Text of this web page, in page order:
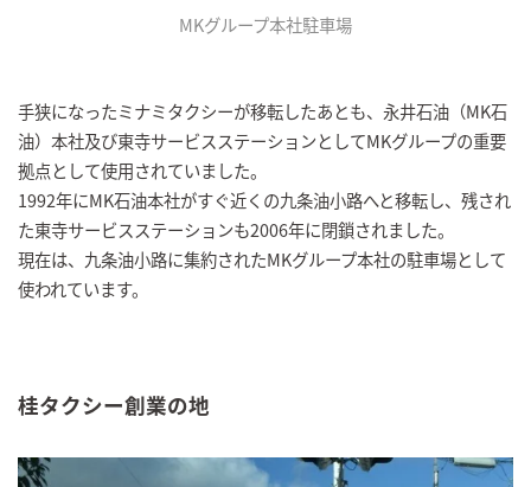
MKグループ本社駐車場
手狭になったミナミタクシーが移転したあとも、永井石油（MK石
油）本社及び東寺サービスステーションとしてMKグループの重要
拠点として使用されていました。
1992年にMK石油本社がすぐ近くの九条油小路へと移転し、残され
た東寺サービスステーションも2006年に閉鎖されました。
現在は、九条油小路に集約されたMKグループ本社の駐車場として
使われています。
桂タクシー創業の地